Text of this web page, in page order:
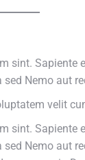
Nemo aut
velit
Nemo aut